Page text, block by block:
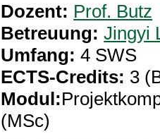
Dozent: Prof. Butz
Betreuung: Jingyi
Umfang: 4 SWS
ECTS-Credits: 3
Modul:
(MSc)